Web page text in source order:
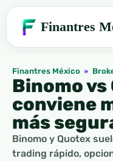
Finantres
Finantres México »
Binomo
conviene
más
Binomo y Quotex
trading rápido,